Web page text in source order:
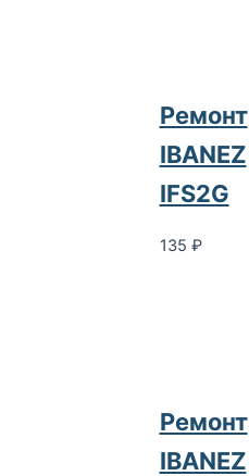
Ремонт
IBANEZ
IFS2G
135 ₽
Ремонт
IBANEZ